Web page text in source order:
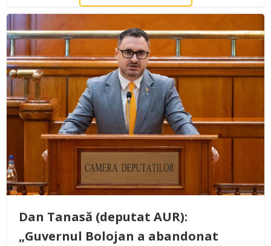
Dan Tanasă (deputat AUR):
„Guvernul Bolojan a abandonat